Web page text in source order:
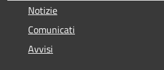
Notizie
Comunicati
Avvisi